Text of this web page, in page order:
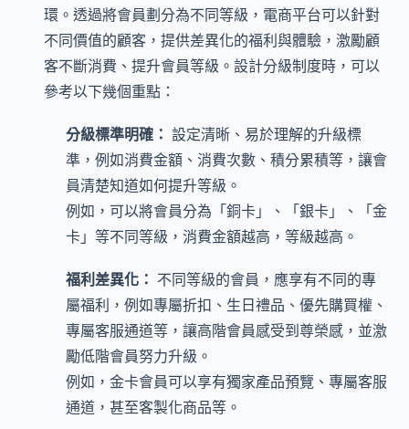
環。透過將會員劃分為不同等級，電商平台可以針對
不同價值的顧客，提供差異化的福利與體驗，激勵顧
客不斷消費、提升會員等級。設計分級制度時，可以
參考以下幾個重點：
分級標準明確： 設定清晰、易於理解的升級標
準，例如消費金額、消費次數、積分累積等，讓會
員清楚知道如何提升等級。
例如，可以將會員分為「銅卡」、「銀卡」、「金
卡」等不同等級，消費金額越高，等級越高。
福利差異化： 不同等級的會員，應享有不同的專
屬福利，例如專屬折扣、生日禮品、優先購買權、
專屬客服通道等，讓高階會員感受到尊榮感，並激
勵低階會員努力升級。
例如，金卡會員可以享有獨家產品預覽、專屬客服
通道，甚至客製化商品等。